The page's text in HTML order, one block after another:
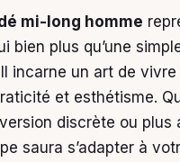
mi-long homme
bien plus qu’une
incarne un art de
et esthétisme.
discrète ou plus
saura s’adapter à